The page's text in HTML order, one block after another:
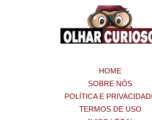
HOME
SOBRE NÓS
POLÍTICA E
TERMOS DE USO